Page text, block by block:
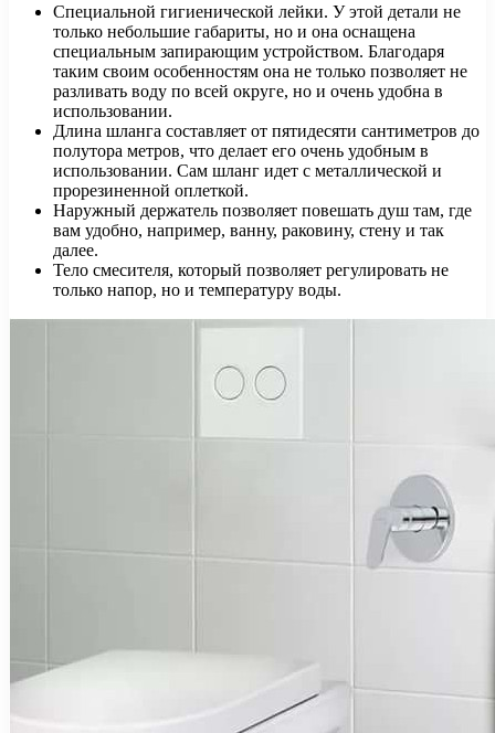
Специальной гигиенической лейки. У этой детали не
только небольшие габариты, но и она оснащена
специальным запирающим устройством. Благодаря
таким своим особенностям она не только позволяет не
разливать воду по всей округе, но и очень удобна в
использовании.
Длина шланга составляет от пятидесяти сантиметров до
полутора метров, что делает его очень удобным в
использовании. Сам шланг идет с металлической и
прорезиненной оплеткой.
Наружный держатель позволяет повешать душ там, где
вам удобно, например, ванну, раковину, стену и так
далее.
Тело смесителя, который позволяет регулировать не
только напор, но и температуру воды.